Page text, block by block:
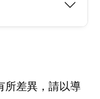
所差異，請以導